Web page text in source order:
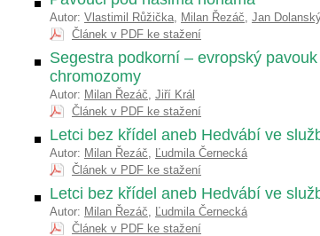
Autor: Vlastimil Růžička, Milan Řezáč, Jan
Článek v PDF ke stažení
Segestra podkorní – evropský
chromozomy
Autor: Milan Řezáč, Jiří Král
Článek v PDF ke stažení
Letci bez křídel aneb Hedvábí ve
Autor: Milan Řezáč, Ľudmila Černecká
Článek v PDF ke stažení
Letci bez křídel aneb Hedvábí ve
Autor: Milan Řezáč, Ľudmila Černecká
Článek v PDF ke stažení